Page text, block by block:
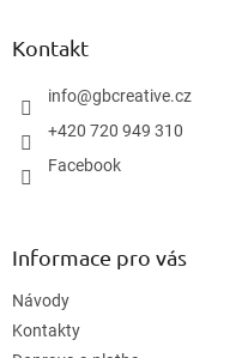
Kontakt
info@gbcreative.cz
+420 720 949 310
Facebook
Informace pro vás
Návody
Kontakty